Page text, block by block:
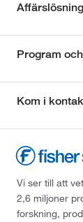
Program
Kom i
Vi ser till att
2,6 miljoner
forskning,